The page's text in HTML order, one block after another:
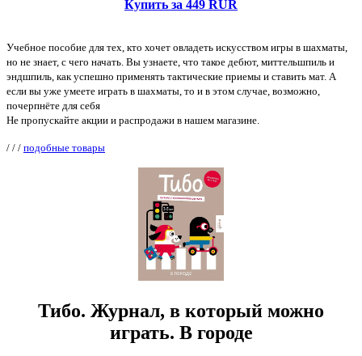
Купить за 449 RUR
Учебное пособие для тех, кто хочет овладеть искусством игры в шахматы,
но не знает, с чего начать. Вы узнаете, что такое дебют, миттельшпиль и
эндшпиль, как успешно применять тактические приемы и ставить мат. А
если вы уже умеете играть в шахматы, то и в этом случае, возможно,
почерпнёте для себя
Не пропускайте акции и распродажи в нашем магазине.
/ / / подобные товары
Тибо. Журнал, в который можно
играть. В городе